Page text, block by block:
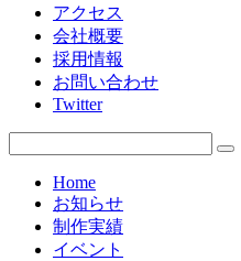
アクセス
会社概要
採用情報
お問い合わせ
Twitter
Home
お知らせ
制作実績
イベント